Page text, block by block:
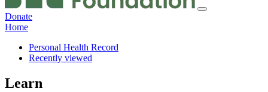
Donate
Home
Personal Health Record
Recently viewed
Learn